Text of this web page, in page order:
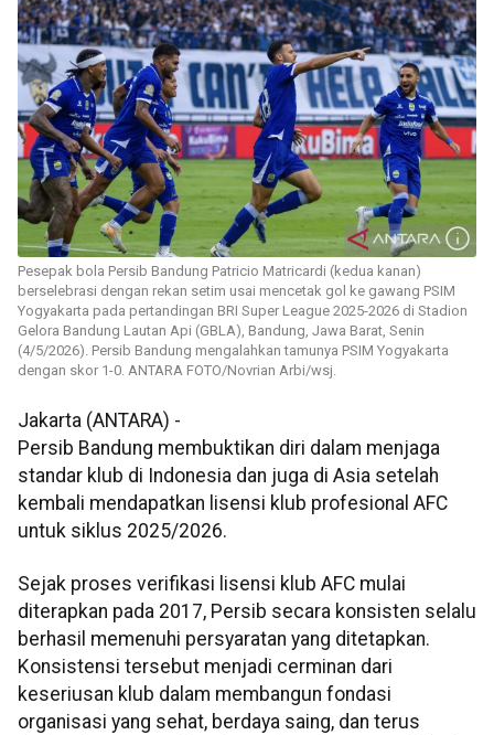
Pesepak bola Persib Bandung Patricio Matricardi (kedua kanan)
berselebrasi dengan rekan setim usai mencetak gol ke gawang PSIM
Yogyakarta pada pertandingan BRI Super League 2025-2026 di Stadion
Gelora Bandung Lautan Api (GBLA), Bandung, Jawa Barat, Senin
(4/5/2026). Persib Bandung mengalahkan tamunya PSIM Yogyakarta
dengan skor 1-0. ANTARA FOTO/Novrian Arbi/wsj.
Jakarta (ANTARA) -
Persib Bandung membuktikan diri dalam menjaga
standar klub di Indonesia dan juga di Asia setelah
kembali mendapatkan lisensi klub profesional AFC
untuk siklus 2025/2026.
Sejak proses verifikasi lisensi klub AFC mulai
diterapkan pada 2017, Persib secara konsisten selalu
berhasil memenuhi persyaratan yang ditetapkan.
Konsistensi tersebut menjadi cerminan dari
keseriusan klub dalam membangun fondasi
organisasi yang sehat, berdaya saing, dan terus